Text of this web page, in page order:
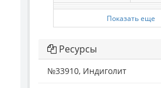
Показать еще
Ресурсы
№33910, Индиголит